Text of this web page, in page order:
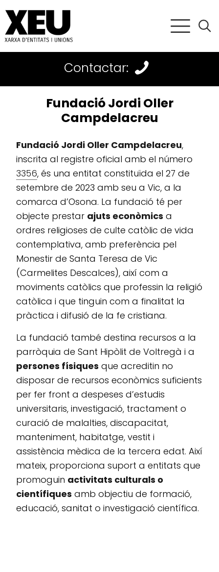
Contactar:
Fundació Jordi Oller
Campdelacreu
Fundació Jordi Oller Campdelacreu,
inscrita al registre oficial amb el número
3356, és una entitat constituïda el 27 de
setembre de 2023 amb seu a Vic, a la
comarca d’Osona. La fundació té per
objecte prestar ajuts econòmics a
ordres religioses de culte catòlic de vida
contemplativa, amb preferència pel
Monestir de Santa Teresa de Vic
(Carmelites Descalces), així com a
moviments catòlics que professin la religió
catòlica i que tinguin com a finalitat la
pràctica i difusió de la fe cristiana.
La fundació també destina recursos a la
parròquia de Sant Hipòlit de Voltregà i a
persones físiques que acreditin no
disposar de recursos econòmics suficients
per fer front a despeses d’estudis
universitaris, investigació, tractament o
curació de malalties, discapacitat,
manteniment, habitatge, vestit i
assistència mèdica de la tercera edat. Així
mateix, proporciona suport a entitats que
promoguin activitats culturals o
científiques amb objectiu de formació,
educació, sanitat o investigació científica.